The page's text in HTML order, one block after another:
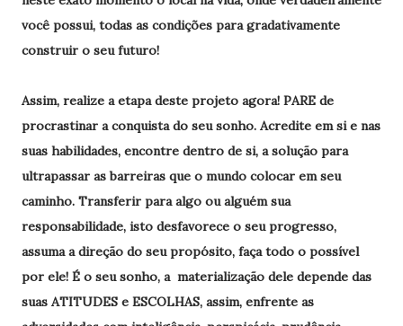
você possui, todas as condições para gradativamente
construir o seu futuro!
Assim, realize a etapa deste projeto agora! PARE de
procrastinar a conquista do seu sonho. Acredite em si e nas
suas habilidades, encontre dentro de si, a solução para
ultrapassar as barreiras que o mundo colocar em seu
caminho. Transferir para algo ou alguém sua
responsabilidade, isto desfavorece o seu progresso,
assuma a direção do seu propósito, faça todo o possível
por ele! É o seu sonho, a materialização dele depende das
suas ATITUDES e ESCOLHAS, assim, enfrente as